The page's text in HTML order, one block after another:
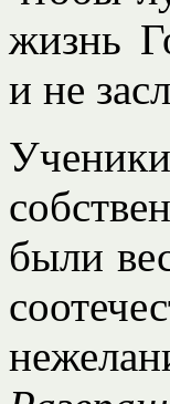
жизнь
и не
были